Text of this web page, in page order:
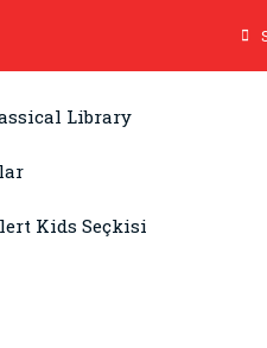
Library
Kids Seçkisi